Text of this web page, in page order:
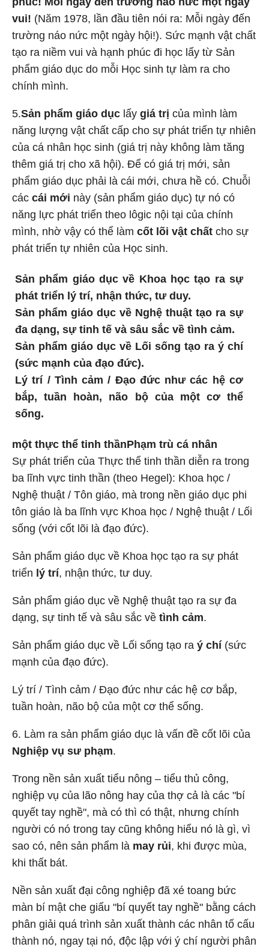
vui! (Năm 1978, lần đầu tiên nói ra: Mỗi ngày đến
trường náo nức một ngày hội!). Sức mạnh vật chất
tạo ra niềm vui và hạnh phúc đi học lấy từ Sản
phẩm giáo dục do mỗi Học sinh tự làm ra cho
chính mình.
5.Sản phẩm giáo dục lấy giá trị của mình làm
năng lượng vật chất cấp cho sự phát triển tự nhiên
của cá nhân học sinh (giá trị này không làm tăng
thêm giá trị cho xã hội). Để có giá trị mới, sản
phẩm giáo dục phải là cái mới, chưa hề có. Chuỗi
các cái mới này (sản phẩm giáo dục) tự nó có
năng lực phát triển theo lôgic nội tại của chính
mình, nhờ vậy có thể làm cốt lõi vật chất cho sự
phát triển tự nhiên của Học sinh.
Sản phẩm giáo dục về Khoa học tạo ra sự
phát triển lý trí, nhận thức, tư duy.
Sản phẩm giáo dục về Nghệ thuật tạo ra sự
đa dạng, sự tinh tế và sâu sắc về tình cảm.
Sản phẩm giáo dục về Lối sống tạo ra ý chí
(sức mạnh của đạo đức).
Lý trí / Tình cảm / Đạo đức như các hệ cơ
bắp, tuần hoàn, não bộ của một cơ thể
sống.
một thực thể tinh thầnPhạm trù cá nhân
Sự phát triển của Thực thể tinh thần diễn ra trong
ba lĩnh vực tinh thần (theo Hegel): Khoa học /
Nghệ thuật / Tôn giáo, mà trong nền giáo dục phi
tôn giáo là ba lĩnh vực Khoa học / Nghệ thuật / Lối
sống (với cốt lõi là đạo đức).
Sản phẩm giáo dục về Khoa học tạo ra sự phát
triển lý trí, nhận thức, tư duy.
Sản phẩm giáo dục về Nghệ thuật tạo ra sự đa
dạng, sự tinh tế và sâu sắc về tình cảm.
Sản phẩm giáo dục về Lối sống tạo ra ý chí (sức
mạnh của đạo đức).
Lý trí / Tình cảm / Đạo đức như các hệ cơ bắp,
tuần hoàn, não bộ của một cơ thể sống.
6. Làm ra sản phẩm giáo dục là vấn đề cốt lõi của
Nghiệp vụ sư phạm.
Trong nền sản xuất tiểu nông – tiểu thủ công,
nghiệp vụ của lão nông hay của thợ cả là các "bí
quyết tay nghề", mà có thì có thật, nhưng chính
người có nó trong tay cũng không hiểu nó là gì, vì
sao có, nên sản phẩm là may rủi, khi được mùa,
khi thất bát.
Nền sản xuất đại công nghiệp đã xé toang bức
màn bí mật che giấu "bí quyết tay nghề" bằng cách
phân giải quá trình sản xuất thành các nhân tố cấu
thành nó, ngay tại nó, độc lập với ý chí người phân